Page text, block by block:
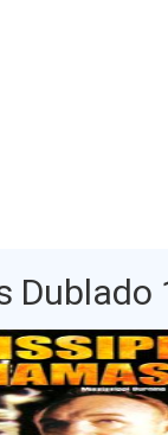
Dublado